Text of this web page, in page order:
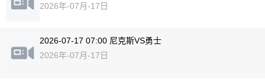
2026年-07月-17日
2026-07-17 07:00 尼克斯VS勇士
2026年-07月-17日